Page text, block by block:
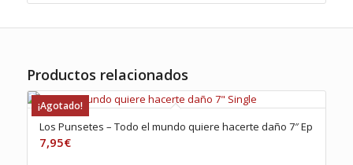
Productos relacionados
¡Agotado!
Los Punsetes – Todo el mundo quiere hacerte daño 7″ Ep
7,95€